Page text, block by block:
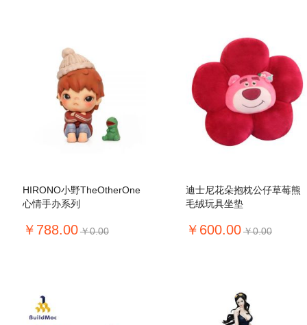
HIRONO小野TheOtherOne
心情手办系列
￥788.00￥0.00
迪士尼花朵抱枕公仔草莓熊
毛绒玩具坐垫
￥600.00￥0.00